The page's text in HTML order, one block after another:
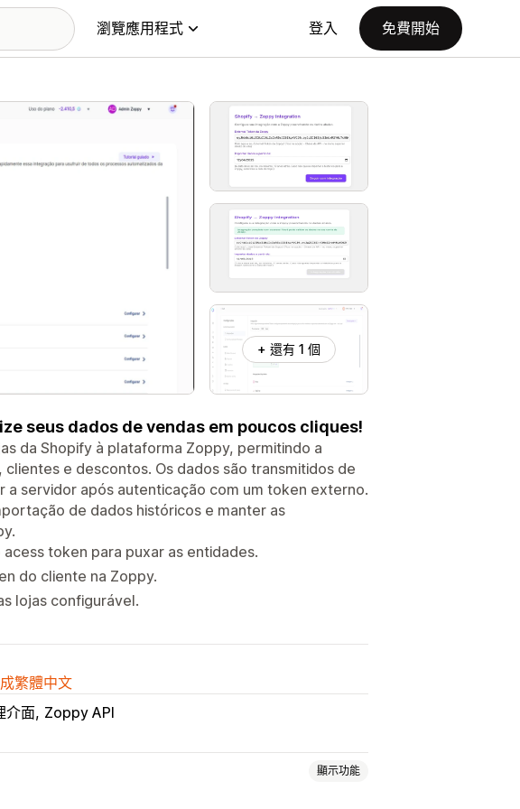
瀏覽應用程式 登入 免費開始
+ 還有 1 個
seus dados de vendas em poucos cliques!
da Shopify à plataforma Zoppy, permitindo a
e descontos. Os dados são transmitidos de
servidor após autenticação com um token externo.
de dados históricos e manter as
token para puxar as entidades.
do cliente na Zoppy.
lojas configurável.
繁體中文
介面 Zoppy API
顯示功能